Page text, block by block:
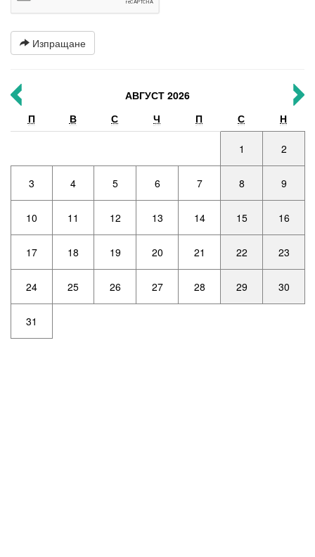
Изпращане
АВГУСТ 2026
П
В С Ч П С Н
1 2
3 4 5 6 7 8 9
10 11 12 13 14 15 16
17 18 19 20 21 22 23
24 25 26 27 28 29 30
31